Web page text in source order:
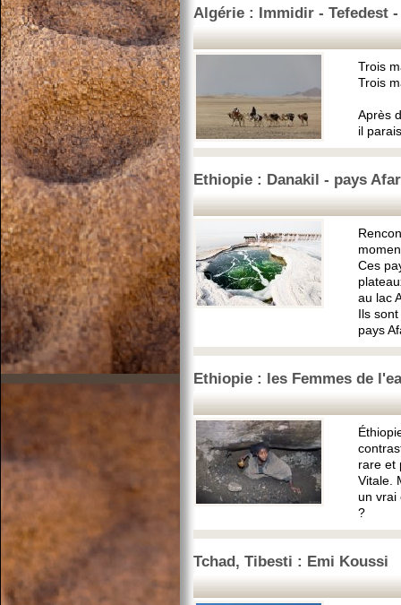
Algérie : Immidir - Tefedest
Trois
Trois
Après
il
Ethiopie : Danakil - pays
Ces
au lac
Ils
pays
Ethiopie : les Femmes de
rare et
Vitale.
un vrai
?
Tchad, Tibesti : Emi Koussi